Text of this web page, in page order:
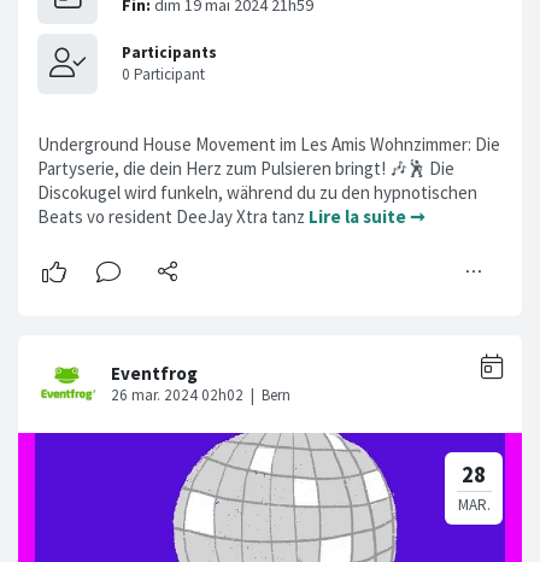
Underground House Movement im Les Amis Wohnzimmer: Die
Partyserie, die dein Herz zum Pulsieren bringt! 🎶🕺 Die
Discokugel wird funkeln, während du zu den hypnotischen
Beats vo resident DeeJay Xtra tanz Lire la suite ➞